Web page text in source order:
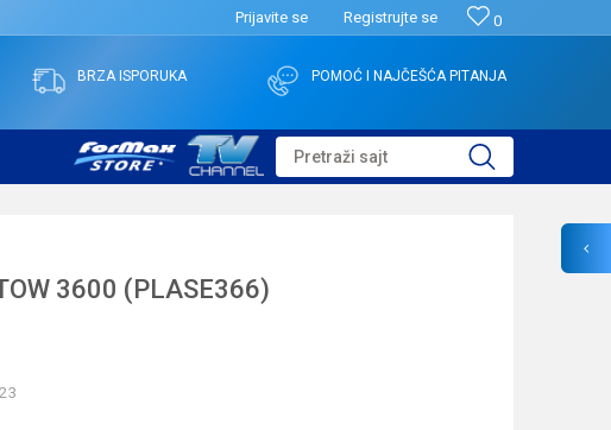
0
Prijavite se Registrujte se
BRZA ISPORUKA POMOĆ I NAJČEŠĆA PITANJA
Pretraži sajt
3600 (PLASE366)